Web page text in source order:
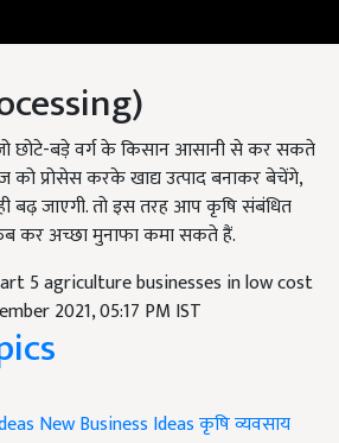
छोटे-बड़े वर्ग के किसान आसानी से कर सकते
प्रोसेस करके खाद्य उत्पाद बनाकर बेचेंगे,
जाएगी. तो इस तरह आप कृषि संबंधित
कर अच्छा मुनाफा कमा सकते हैं.
5 agriculture businesses in low cost
2021, 05:17 PM IST
New Business Ideasकृषि व्यवसाय